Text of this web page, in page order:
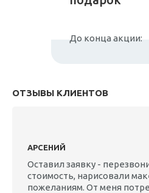
До конца акции:
ОТЗЫВЫ КЛИЕНТОВ
АРСЕНИЙ
Оставил заявку -
стоимость, нарисовали
пожеланиям. От меня